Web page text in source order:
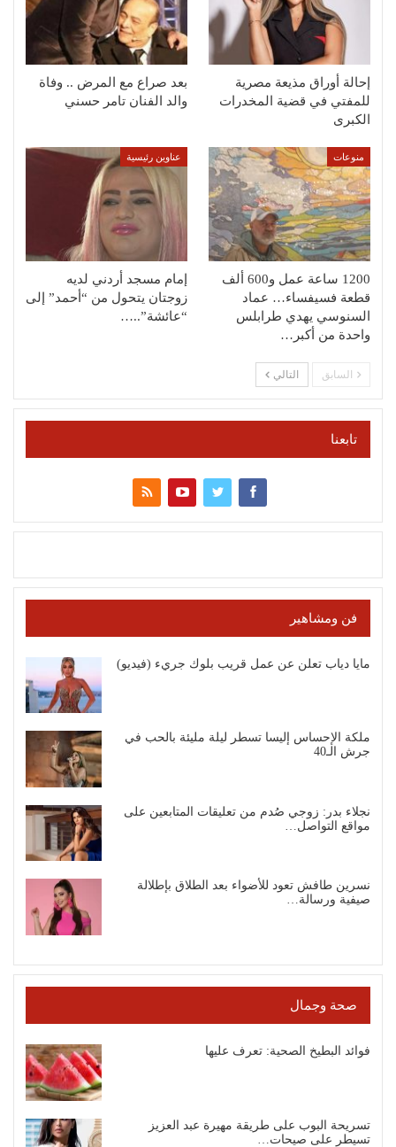
إحالة أوراق مذيعة مصرية
للمفتي في قضية المخدرات
الكبرى
بعد صراع مع المرض .. وفاة
والد الفنان تامر حسني
منوعات
1200 ساعة عمل و600 ألف
قطعة فسيفساء… عماد
السنوسي يهدي طرابلس
واحدة من أكبر…
عناوين رئيسية
إمام مسجد أردني لديه
زوجتان يتحول من “أحمد” إلى
“عائشة”..…
السابق التالي
تابعنا
فن ومشاهير
مايا دياب تعلن عن عمل قريب بلوك جريء (فيديو)
ملكة الإحساس إليسا تسطر ليلة مليئة بالحب في
جرش الـ40
نجلاء بدر: زوجي صُدم من تعليقات المتابعين على
مواقع التواصل…
نسرين طافش تعود للأضواء بعد الطلاق بإطلالة
صيفية ورسالة…
صحة وجمال
فوائد البطيخ الصحية: تعرف عليها
تسريحة البوب على طريقة مهيرة عبد العزيز
تسيطر على صيحات…